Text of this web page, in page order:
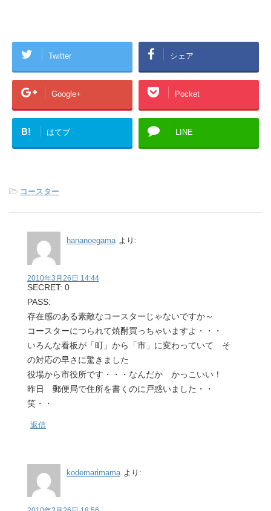
Twitter シェア
Google+ Pocket
B! はてブ LINE
-コースター
hananoegama より:
2010年3月26日 14:44
SECRET: 0
PASS:
存在感のある素敵なコースターじゃないですか～
コースターにつられて焼酎買っちゃいますよ・・・
いろんな看板が「町」から「市」に変わっていて そ
の対応の早さに驚きました
役場から市役所です・・・なんだか かっこいい！
昨日 郵便局で住所を書くのに戸惑いました・・
笑・・
返信
kodemarimama より: